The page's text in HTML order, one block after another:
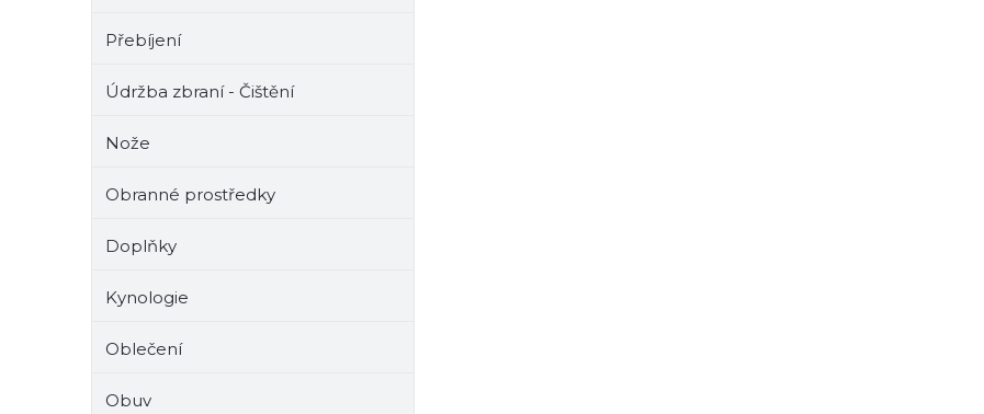
Přebíjení
Údržba zbraní - Čištění
Nože
Obranné prostředky
Doplňky
Kynologie
Oblečení
Obuv